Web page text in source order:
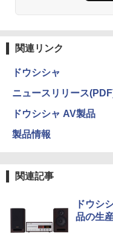
関連リンク
ドウシシャ
ニュースリリース
ドウシシャ AV製品
製品情報
関連記事
ドウシ
品の生